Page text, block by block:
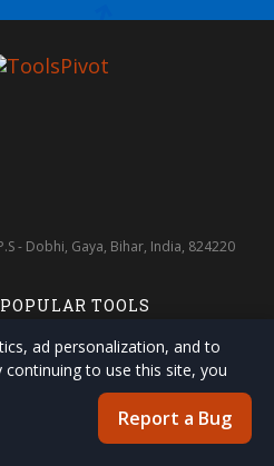
Report a Bug
- Dobhi, Gaya, Bihar, India, 824220
TOOLS
ad personalization, and to
to use this site, you